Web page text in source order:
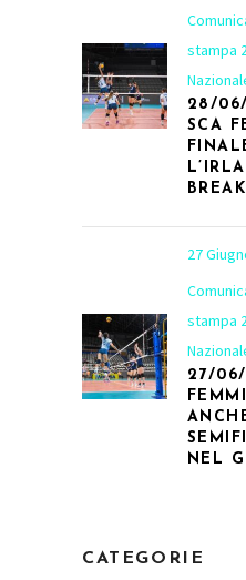
stampa
28/06/
SCA
27
stampa
27/06/
NEL
CATEGORIE